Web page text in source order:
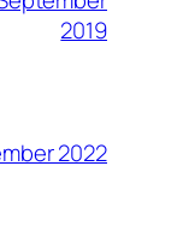
2019
2022